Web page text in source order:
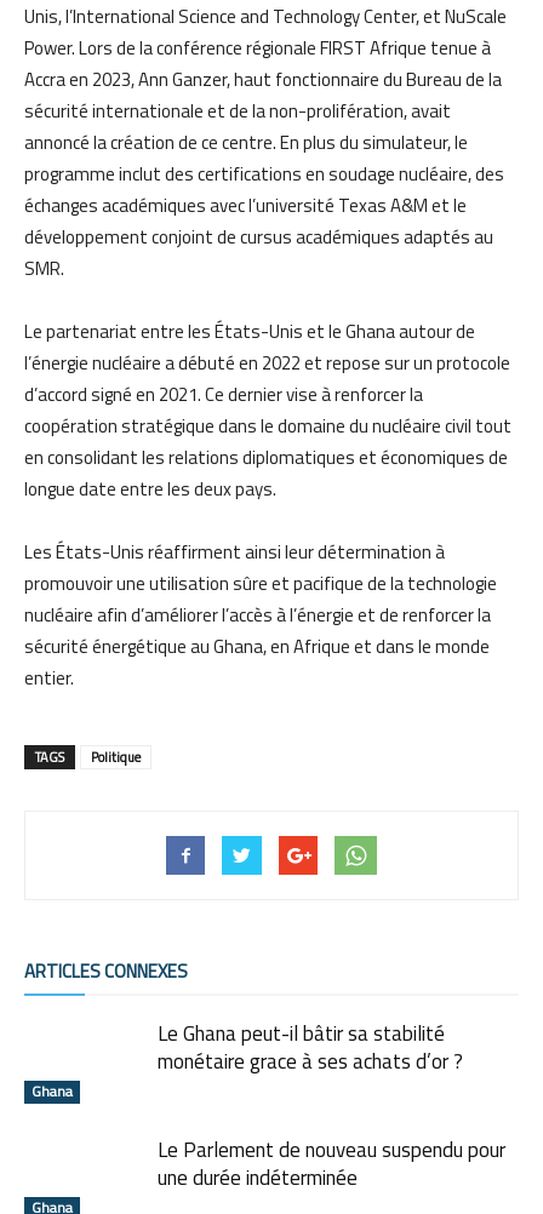
Unis, l’International Science and Technology Center, et NuScale
Power. Lors de la conférence régionale FIRST Afrique tenue à
Accra en 2023, Ann Ganzer, haut fonctionnaire du Bureau de la
sécurité internationale et de la non-prolifération, avait
annoncé la création de ce centre. En plus du simulateur, le
programme inclut des certifications en soudage nucléaire, des
échanges académiques avec l’université Texas A&M et le
développement conjoint de cursus académiques adaptés au
SMR.
Le partenariat entre les États-Unis et le Ghana autour de
l’énergie nucléaire a débuté en 2022 et repose sur un protocole
d’accord signé en 2021. Ce dernier vise à renforcer la
coopération stratégique dans le domaine du nucléaire civil tout
en consolidant les relations diplomatiques et économiques de
longue date entre les deux pays.
Les États-Unis réaffirment ainsi leur détermination à
promouvoir une utilisation sûre et pacifique de la technologie
nucléaire afin d’améliorer l’accès à l’énergie et de renforcer la
sécurité énergétique au Ghana, en Afrique et dans le monde
entier.
TAGS Politique
ARTICLES CONNEXES
Ghana
Le Ghana peut-il bâtir sa stabilité
monétaire grace à ses achats d’or ?
Ghana
Le Parlement de nouveau suspendu pour
une durée indéterminée